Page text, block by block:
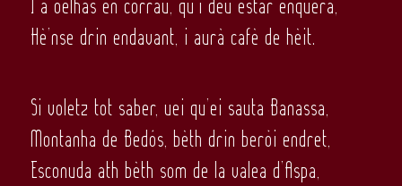
I a oelhas en corrau, qu’i deu estar enquèra,
Hè’nse drin endavant, i aurà cafè de hèit.
Si voletz tot saber, uei qu’ei sauta Banassa,
Montanha de Bedós, bèth drin beròi endret,
Esconuda ath bèth som de la valea d’Aspa,